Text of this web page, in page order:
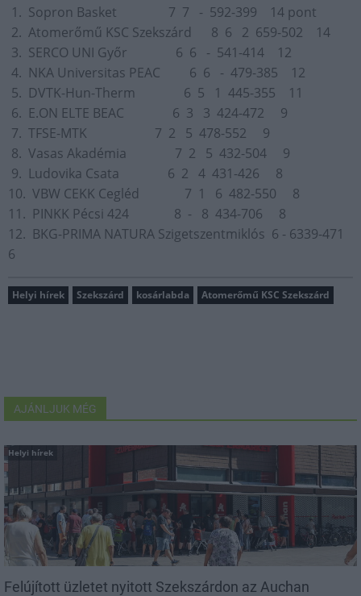
1. Sopron Basket 7 7 - 592-399 14 pont
2. Atomerőmű KSC Szekszárd 8 6 2 659-502 14
3. SERCO UNI Győr 6 6 - 541-414 12
4. NKA Universitas PEAC 6 6 - 479-385 12
5. DVTK-Hun-Therm 6 5 1 445-355 11
6. E.ON ELTE BEAC 6 3 3 424-472 9
7. TFSE-MTK 7 2 5 478-552 9
8. Vasas Akadémia 7 2 5 432-504 9
9. Ludovika Csata 6 2 4 431-426 8
10. VBW CEKK Cegléd 7 1 6 482-550 8
11. PINKK Pécsi 424 8 - 8 434-706 8
12. BKG-PRIMA NATURA Szigetszentmiklós 6 - 6339-471
6
Helyi hírek Szekszárd kosárlabda Atomerőmű KSC Szekszárd
AJÁNLJUK MÉG
Helyi hírek
Felújított üzletet nyitott Szekszárdon az Auchan